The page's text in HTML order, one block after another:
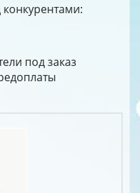
под заказ